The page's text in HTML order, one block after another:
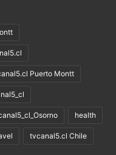
Puerto Montt
health
tvcanal5.cl Chile